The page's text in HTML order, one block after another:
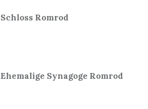
Schloss Romrod
Ehemalige Synagoge Romrod